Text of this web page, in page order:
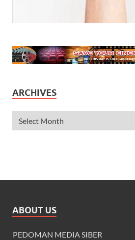
ARCHIVES
ABOUT US
PEDOMAN MEDIA SIBER